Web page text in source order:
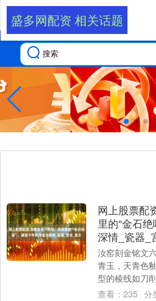
盛多网配资 相关话题
网上股票配
里的“金石
深情_瓷器_
汝窑刻金铭文
青玉，天青色
型的棱线如刀
裂纹细如发丝
查看： 235 分